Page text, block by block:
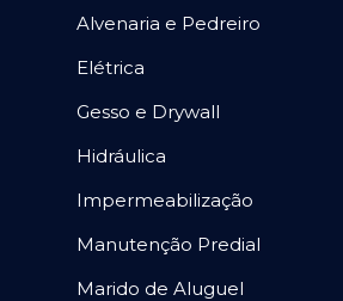
Alvenaria e Pedreiro
Elétrica
Gesso e Drywall
Hidráulica
Impermeabilização
Manutenção Predial
Marido de Aluguel